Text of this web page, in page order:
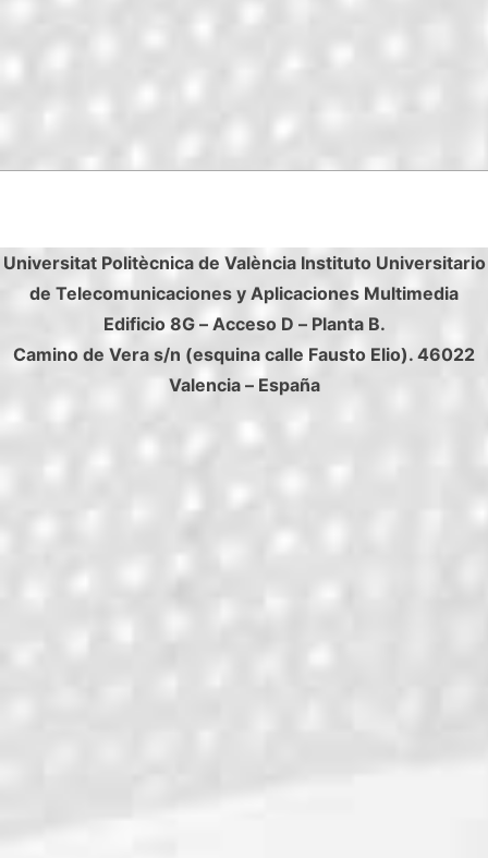
Universitat Politècnica de València Instituto Universitario
de Telecomunicaciones y Aplicaciones Multimedia
Edificio 8G – Acceso D – Planta B.
Camino de Vera s/n (esquina calle Fausto Elio). 46022
Valencia – España